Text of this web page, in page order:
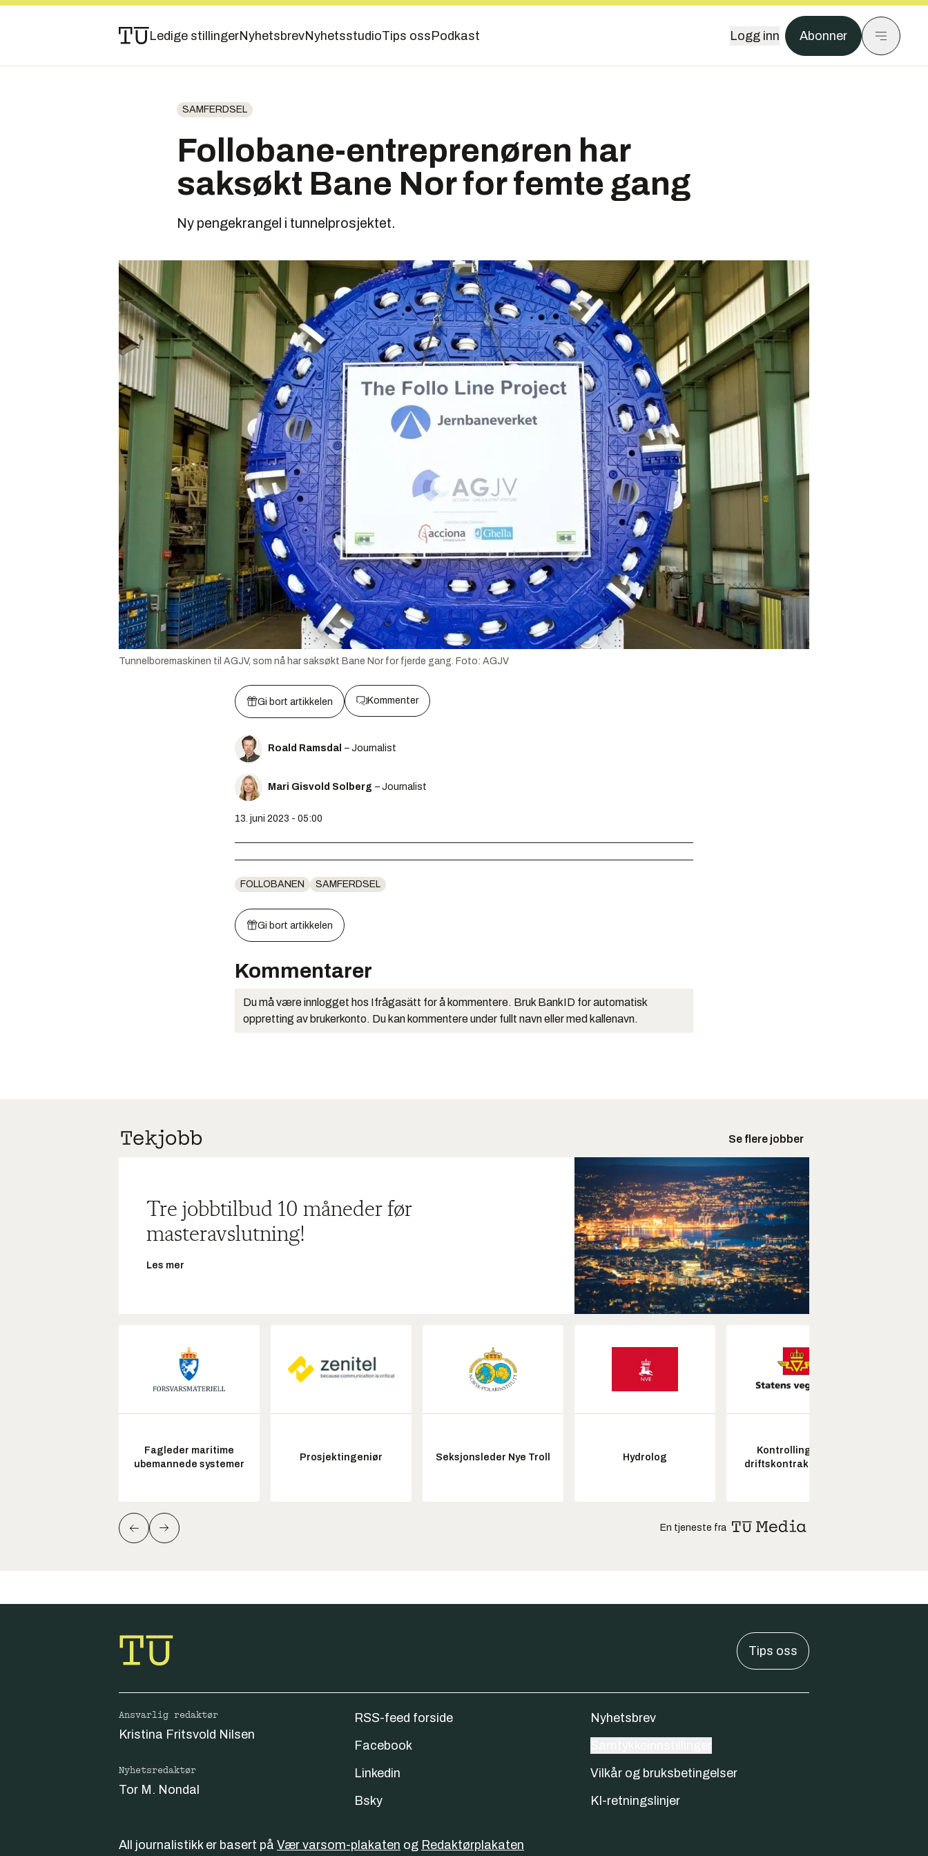
Ledige stillingerNyhetsbrevNyhetsstudioTips oss Podkast Logg inn Abonner
SAMFERDSEL
Follobane-entreprenøren har
saksøkt Bane Nor for femte gang
Ny pengekrangel i tunnelprosjektet.
Tunnelboremaskinen til AGJV, som nå har saksøkt Bane Nor for fjerde gang. Foto: AGJV
Gi bort artikkelen Kommenter
Roald Ramsdal – Journalist
Mari Gisvold Solberg – Journalist
13. juni 2023 - 05:00
FOLLOBANEN SAMFERDSEL
Gi bort artikkelen
Kommentarer
Du må være innlogget hos Ifrågasätt for å kommentere. Bruk BankID for automatisk
oppretting av brukerkonto. Du kan kommentere under fullt navn eller med kallenavn.
Se flere jobber
Tre jobbtilbud 10 måneder før
masteravslutning!
Les mer
Fagleder maritime
ubemannede systemer
Prosjektingeniør Seksjonsleder Nye Troll Hydrolog
Kontrollingeniør
driftskontrakt elektro
En tjeneste fra
Tips oss
Ansvarlig redaktør
Kristina Fritsvold Nilsen
Nyhetsredaktør
Tor M. Nondal
RSS-feed forside
Facebook
Linkedin
Bsky
Nyhetsbrev
Vilkår og bruksbetingelser
KI-retningslinjer
All journalistikk er basert på Vær varsom-plakaten og Redaktørplakaten